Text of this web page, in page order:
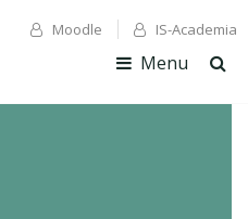
Moodle IS-Academia
Menu
la